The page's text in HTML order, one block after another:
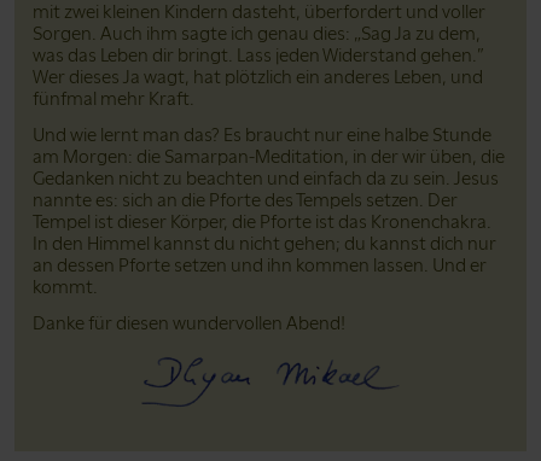
mit zwei kleinen Kindern dasteht, überfordert und voller
Sorgen. Auch ihm sagte ich genau dies: „Sag Ja zu dem,
was das Leben dir bringt. Lass jeden Widerstand gehen.”
Wer dieses Ja wagt, hat plötzlich ein anderes Leben, und
fünfmal mehr Kraft.
Und wie lernt man das? Es braucht nur eine halbe Stunde
am Morgen: die Samarpan-Meditation, in der wir üben, die
Gedanken nicht zu beachten und einfach da zu sein. Jesus
nannte es: sich an die Pforte des Tempels setzen. Der
Tempel ist dieser Körper, die Pforte ist das Kronenchakra.
In den Himmel kannst du nicht gehen; du kannst dich nur
an dessen Pforte setzen und ihn kommen lassen. Und er
kommt.
Danke für diesen wundervollen Abend!